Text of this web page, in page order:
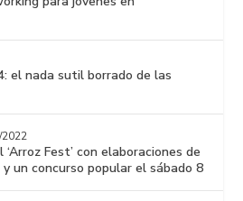
el nada sutil borrado de las
2022
Fest’ con elaboraciones de
un concurso popular el sábado 8